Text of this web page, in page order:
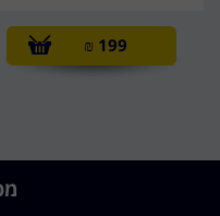
199
₪